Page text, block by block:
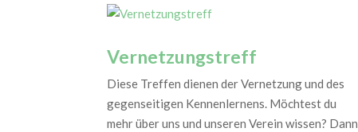
Vernetzungstreff
Diese Treffen dienen der Vernetzung und des
gegenseitigen Kennenlernens. Möchtest du
mehr über uns und unseren Verein wissen? Dann